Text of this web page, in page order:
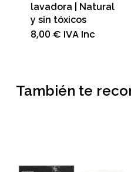
lavadora | Natural
y sin tóxicos
8,00 € IVA Inc
También te